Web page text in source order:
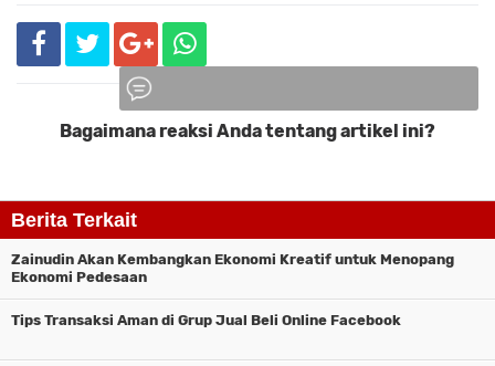
Komentar
Bagaimana reaksi Anda tentang artikel ini?
Berita Terkait
Zainudin Akan Kembangkan Ekonomi Kreatif untuk Menopang
Ekonomi Pedesaan
Tips Transaksi Aman di Grup Jual Beli Online Facebook